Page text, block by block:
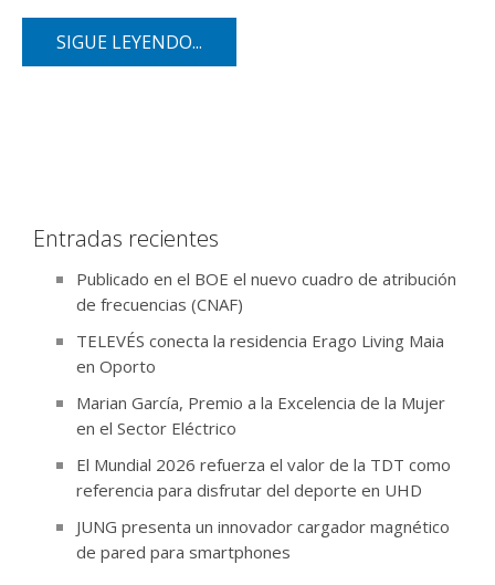
SIGUE LEYENDO...
Entradas recientes
Publicado en el BOE el nuevo cuadro de atribución
de frecuencias (CNAF)
TELEVÉS conecta la residencia Erago Living Maia
en Oporto
Marian García, Premio a la Excelencia de la Mujer
en el Sector Eléctrico
El Mundial 2026 refuerza el valor de la TDT como
referencia para disfrutar del deporte en UHD
JUNG presenta un innovador cargador magnético
de pared para smartphones